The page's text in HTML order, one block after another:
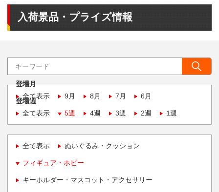
入荷景品・プライズ情報
登場月
全て表示
9月 8月 7月 6月
登場週
全て表示
5週 4週 3週 2週 1週
全て表示 ぬいぐるみ・クッション
フィギュア・ホビー
キーホルダー・マスコット・アクセサリー